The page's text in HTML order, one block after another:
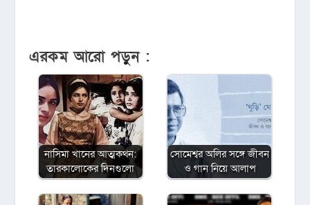
এরকম আরো পড়ুন :
নাসিমা খানের আত্মকথন:
তারকালোকের দিনগুলো
সোমেশ্বর অলির সঙ্গে জীবন
ও গান নিয়ে আলাপ